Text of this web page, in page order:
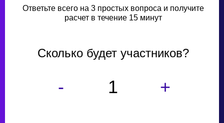
Ответьте всего на 3 простых вопроса и получите
расчет в течение 15 минут
Сколько будет участников?
- +